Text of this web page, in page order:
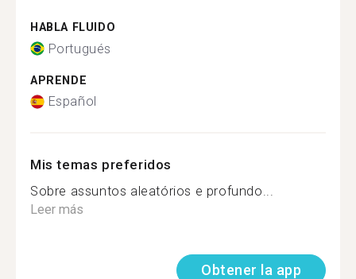
HABLA FLUIDO
Portugués
APRENDE
Español
Mis temas preferidos
Sobre assuntos aleatórios e profundo...
Leer más
Obtener la app